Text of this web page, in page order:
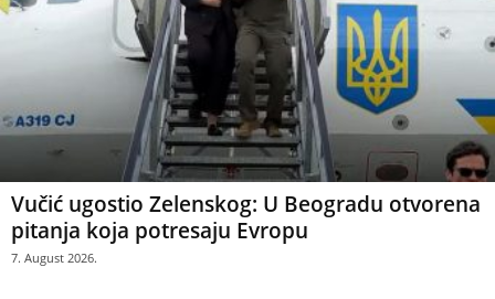
Vučić ugostio Zelenskog: U Beogradu otvorena
pitanja koja potresaju Evropu
7. August 2026.